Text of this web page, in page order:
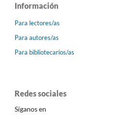
Información
Para lectores/as
Para autores/as
Para bibliotecarios/as
Redes sociales
Síganos en